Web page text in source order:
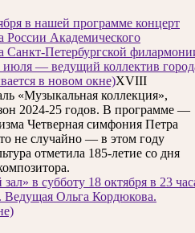
в нашей программе концерт
России Академического
Санкт-Петербургской
— ведущий коллектив
в новом окне)XVIII
«Музыкальная коллекция»,
2024-25 годов. В программе —
Четверная симфония Петра
не случайно — в этом году
отметила 185-летие со дня
в субботу 18 октября в 23
Ведущая Ольга Кордюкова.